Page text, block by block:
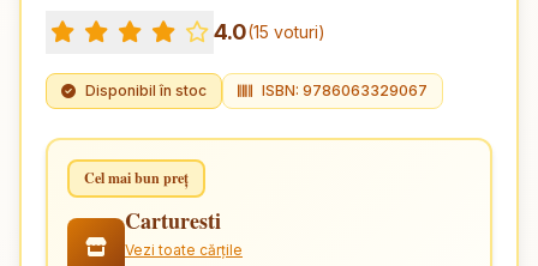
4.0(15 voturi)
Disponibil în stoc ISBN: 9786063329067
Cel mai bun preț
Carturesti
Vezi toate cărțile